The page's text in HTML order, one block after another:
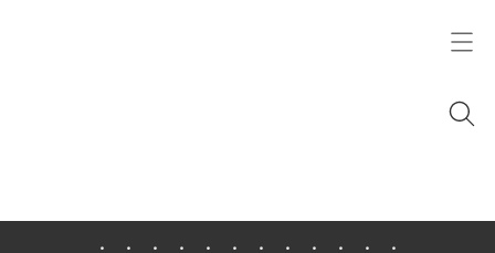
. . . . . . . . . . . .